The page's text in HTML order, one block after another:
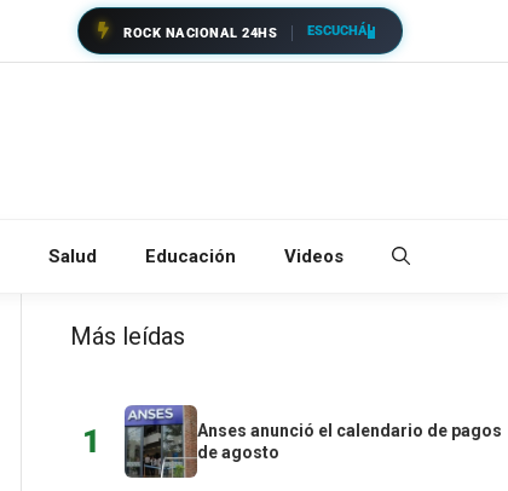
ROCK NACIONAL 24HS ESCUCHÁ
Salud Educación Videos
Más leídas
1
Anses anunció el calendario de pagos
de agosto